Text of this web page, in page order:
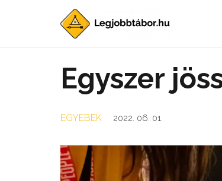
Egyszer
EGYEBEK 2022. 06. 01.